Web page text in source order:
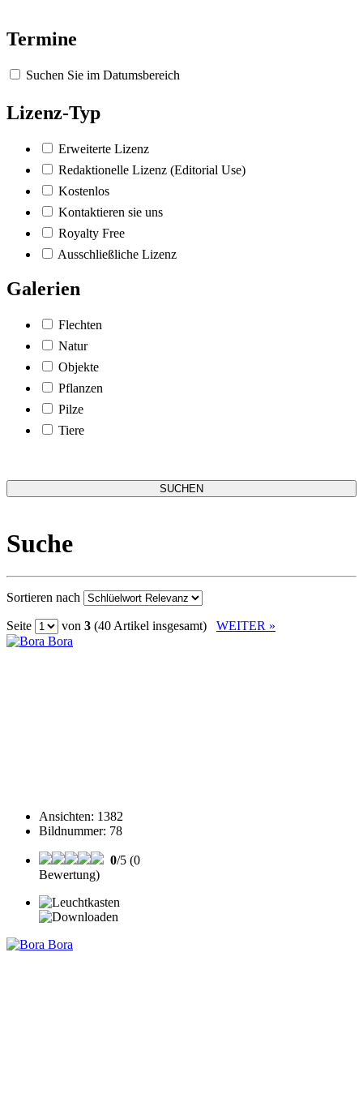
Termine
Suchen Sie im Datumsbereich
Lizenz-Typ
Erweiterte Lizenz
Redaktionelle Lizenz (Editorial Use)
Kostenlos
Kontaktieren sie uns
Royalty Free
Ausschließliche Lizenz
Galerien
Flechten
Natur
Objekte
Pflanzen
Pilze
Tiere
Suche
Sortieren nach
Seite von 3 (40 Artikel insgesamt) WEITER »
Ansichten: 1382
Bildnummer: 78
0/5 (0
Bewertung)